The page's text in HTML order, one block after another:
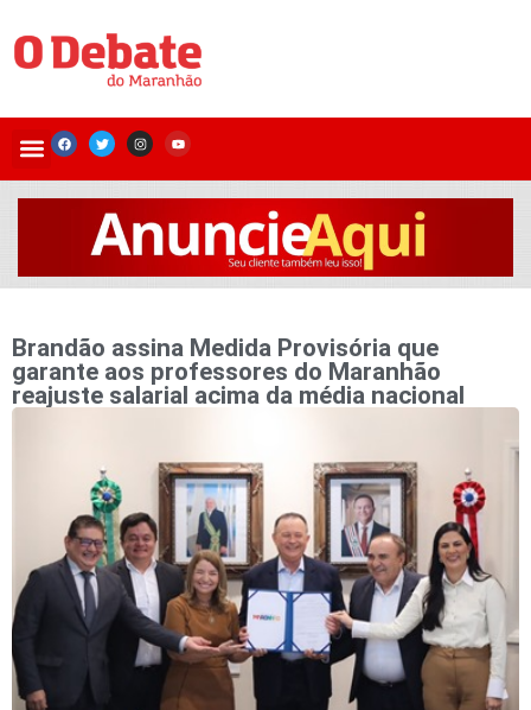
Brandão assina Medida Provisória que
garante aos professores do Maranhão
reajuste salarial acima da média nacional